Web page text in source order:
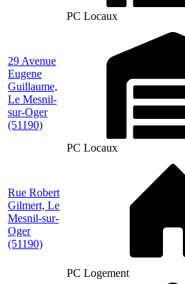
PC Locaux
29 Avenue
Eugene
Guillaume,
Le Mesnil-
sur-Oger
(51190)
PC Locaux
Rue Robert
Gilmert, Le
Mesnil-sur-
Oger
(51190)
PC Logement